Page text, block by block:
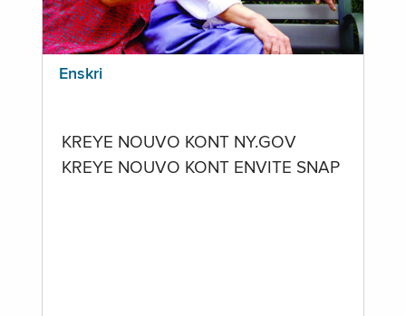
Enskri
KREYE NOUVO KONT NY.GOV
KREYE NOUVO KONT ENVITE SNAP